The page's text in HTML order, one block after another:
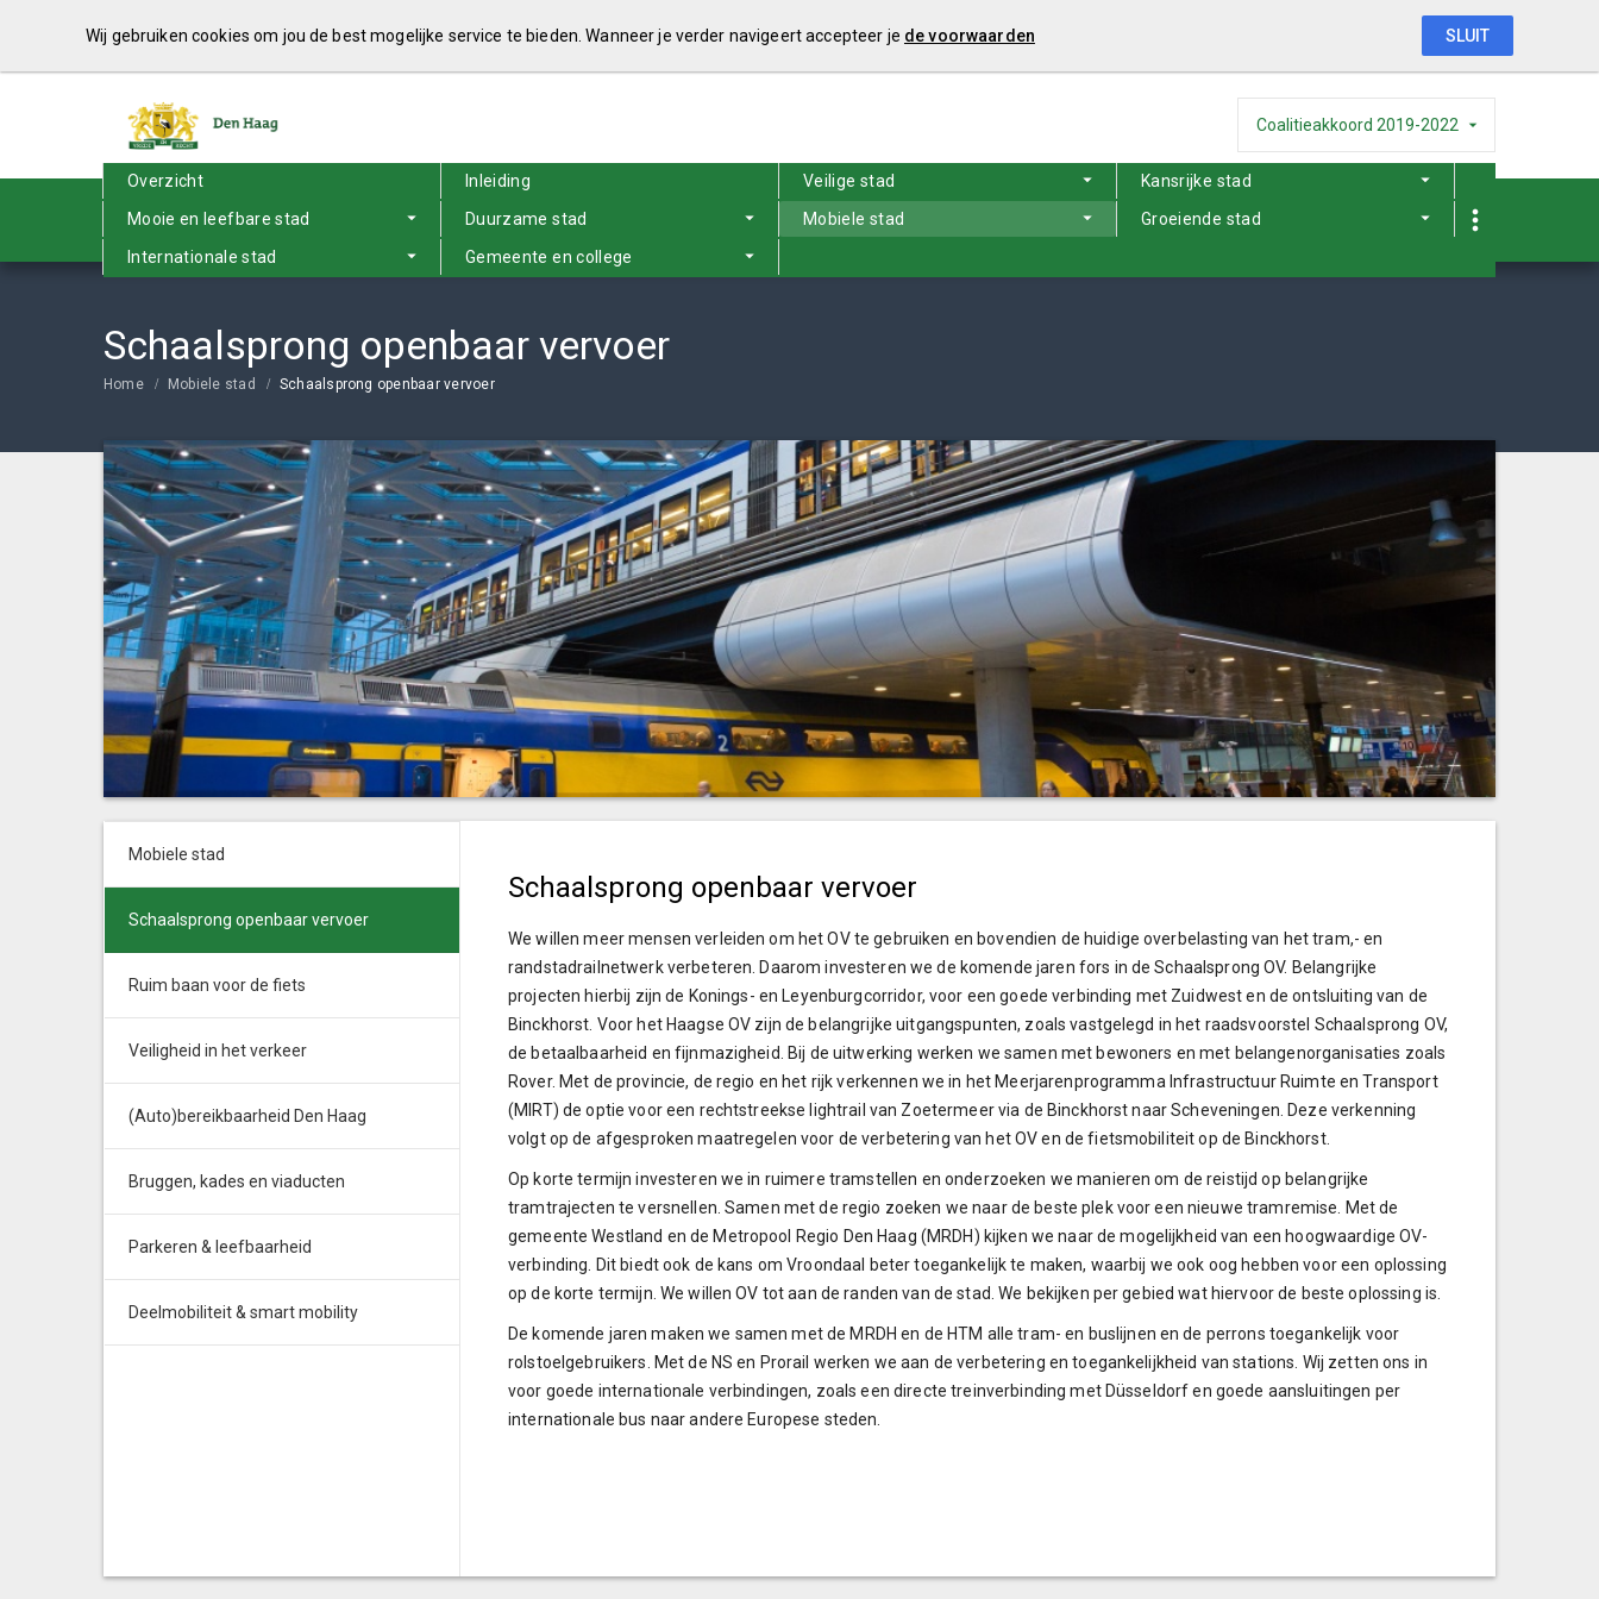
Coalitieakkoord 2019-2022
Overzicht Inleiding Veilige stad
Kansrijke stad
Mooie en leefbare stad
Duurzame stad Mobiele stad
Groeiende stad
Internationale stad
Gemeente en college
Schaalsprong openbaar vervoer
Home Mobiele stad Schaalsprong openbaar vervoer
Schaalsprong openbaar vervoer
We willen meer mensen verleiden om het OV te gebruiken en bovendien de huidige overbelasting van het tram,- en
randstadrailnetwerk verbeteren. Daarom investeren we de komende jaren fors in de Schaalsprong OV. Belangrijke
projecten hierbij zijn de Konings- en Leyenburgcorridor, voor een goede verbinding met Zuidwest en de ontsluiting van de
Binckhorst. Voor het Haagse OV zijn de belangrijke uitgangspunten, zoals vastgelegd in het raadsvoorstel Schaalsprong OV,
de betaalbaarheid en fijnmazigheid. Bij de uitwerking werken we samen met bewoners en met belangenorganisaties zoals
Rover. Met de provincie, de regio en het rijk verkennen we in het Meerjarenprogramma Infrastructuur Ruimte en Transport
(MIRT) de optie voor een rechtstreekse lightrail van Zoetermeer via de Binckhorst naar Scheveningen. Deze verkenning
volgt op de afgesproken maatregelen voor de verbetering van het OV en de fietsmobiliteit op de Binckhorst.
Op korte termijn investeren we in ruimere tramstellen en onderzoeken we manieren om de reistijd op belangrijke
tramtrajecten te versnellen. Samen met de regio zoeken we naar de beste plek voor een nieuwe tramremise. Met de
gemeente Westland en de Metropool Regio Den Haag (MRDH) kijken we naar de mogelijkheid van een hoogwaardige OV-
verbinding. Dit biedt ook de kans om Vroondaal beter toegankelijk te maken, waarbij we ook oog hebben voor een oplossing
op de korte termijn. We willen OV tot aan de randen van de stad. We bekijken per gebied wat hiervoor de beste oplossing is.
De komende jaren maken we samen met de MRDH en de HTM alle tram- en buslijnen en de perrons toegankelijk voor
rolstoelgebruikers. Met de NS en Prorail werken we aan de verbetering en toegankelijkheid van stations. Wij zetten ons in
voor goede internationale verbindingen, zoals een directe treinverbinding met Düsseldorf en goede aansluitingen per
internationale bus naar andere Europese steden.
Mobiele stad
Schaalsprong openbaar vervoer
Ruim baan voor de fiets
Veiligheid in het verkeer
(Auto)bereikbaarheid Den Haag
Bruggen, kades en viaducten
Parkeren & leefbaarheid
Deelmobiliteit & smart mobility
Wij gebruiken cookies om jou de best mogelijke service te bieden. Wanneer je verder navigeert accepteer je de voorwaarden SLUIT